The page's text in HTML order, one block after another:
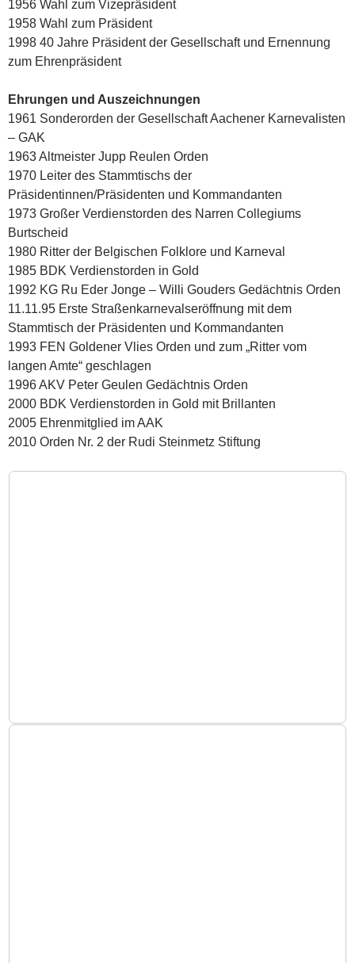
1956 Wahl zum Vizepräsident
1958 Wahl zum Präsident
1998 40 Jahre Präsident der Gesellschaft und Ernennung
zum Ehrenpräsident
Ehrungen und Auszeichnungen
1961 Sonderorden der Gesellschaft Aachener Karnevalisten
– GAK
1963 Altmeister Jupp Reulen Orden
1970 Leiter des Stammtischs der
Präsidentinnen/Präsidenten und Kommandanten
1973 Großer Verdienstorden des Narren Collegiums
Burtscheid
1980 Ritter der Belgischen Folklore und Karneval
1985 BDK Verdienstorden in Gold
1992 KG Ru Eder Jonge – Willi Gouders Gedächtnis Orden
11.11.95 Erste Straßenkarnevalseröffnung mit dem
Stammtisch der Präsidenten und Kommandanten
1993 FEN Goldener Vlies Orden und zum „Ritter vom
langen Amte“ geschlagen
1996 AKV Peter Geulen Gedächtnis Orden
2000 BDK Verdienstorden in Gold mit Brillanten
2005 Ehrenmitglied im AAK
2010 Orden Nr. 2 der Rudi Steinmetz Stiftung